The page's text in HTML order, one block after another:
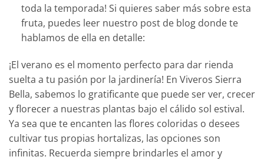
toda la temporada! Si quieres saber más sobre esta
fruta, puedes leer nuestro post de blog donde te
hablamos de ella en detalle:
¡El verano es el momento perfecto para dar rienda
suelta a tu pasión por la jardinería! En Viveros Sierra
Bella, sabemos lo gratificante que puede ser ver, crecer
y florecer a nuestras plantas bajo el cálido sol estival.
Ya sea que te encanten las flores coloridas o desees
cultivar tus propias hortalizas, las opciones son
infinitas. Recuerda siempre brindarles el amor y